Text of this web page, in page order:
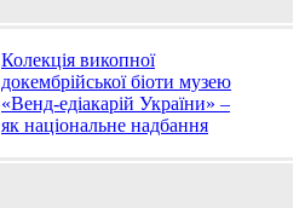
Колекція викопної
докембрійської біоти музею
«Венд-едіакарій України» –
як національне надбання